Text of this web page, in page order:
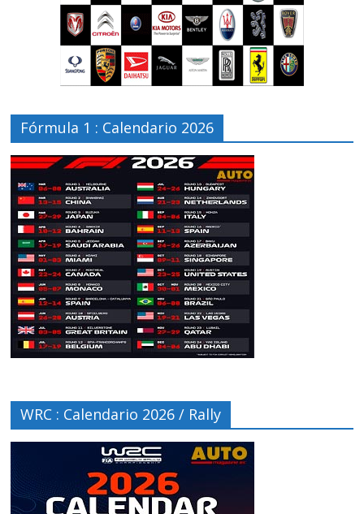
Fórmula 1 : Calendario 2026
WRC : Calendario 2026 / Rally